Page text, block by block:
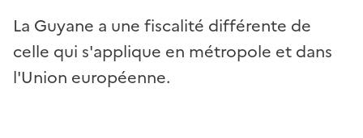
La Guyane a une fiscalité différente de
celle qui s'applique en métropole et dans
l'Union européenne.